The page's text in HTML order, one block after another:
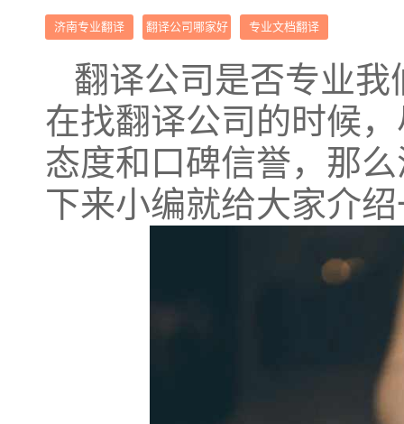
济南专业翻译 翻译公司哪家好 专业文档翻译
翻译公司是否专业
在找翻译公司的时候
态度和口碑信誉，那
下来小编就给大家介